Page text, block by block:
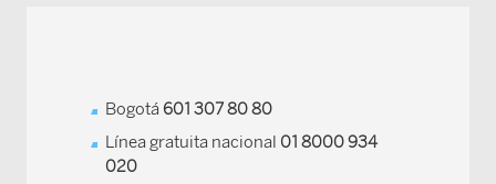
Bogotá 601 307 80 80
Línea gratuita nacional 01 8000 934
020